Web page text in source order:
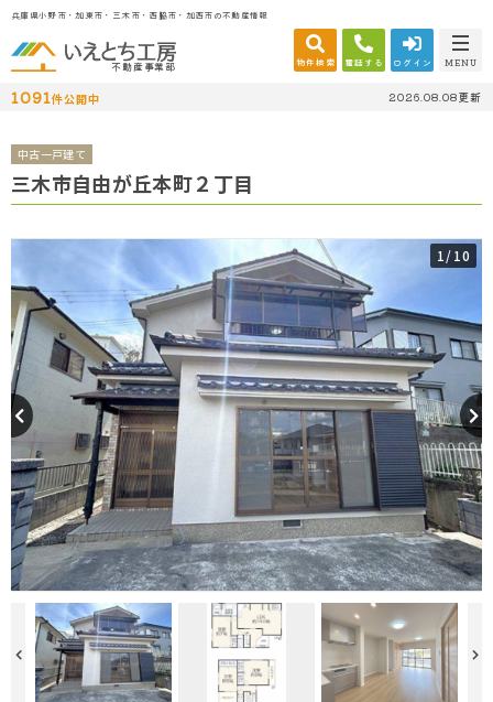
兵庫県小野市・加東市・三木市・西脇市・加西市の不動産情報
不動産事業部 物件検索 電話する ログイン MENU
1091件公開中 2026.08.08更新
中古一戸建て
三木市自由が丘本町２丁目
1/10